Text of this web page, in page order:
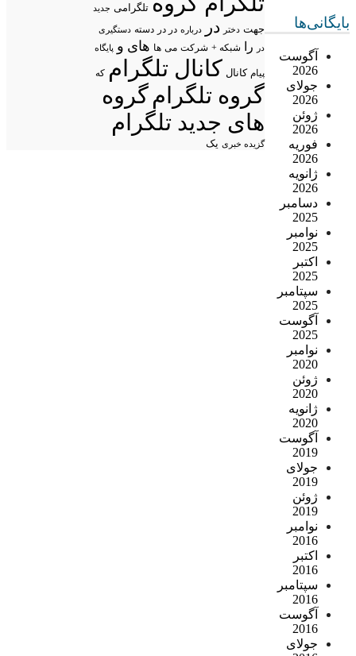
بایگانی‌ها
آگوست
2026
جولای
2026
ژوئن
2026
فوریه
2026
ژانویه
2026
دسامبر
2025
نوامبر
2025
اکتبر
2025
سپتامبر
2025
آگوست
2025
نوامبر
2020
ژوئن
2020
ژانویه
2020
آگوست
2019
جولای
2019
ژوئن
2019
نوامبر
2016
اکتبر
2016
سپتامبر
2016
آگوست
2016
جولای
تلگرامی جدید
جهت دختر در درباره در در دسته دستگیری
در
را شبکه + شرکت می ها های و پایگاه
پیام کانال کانال تلگرام که
گروه تلگرامگروه
های جدید تلگرام
گزیده خبری یک